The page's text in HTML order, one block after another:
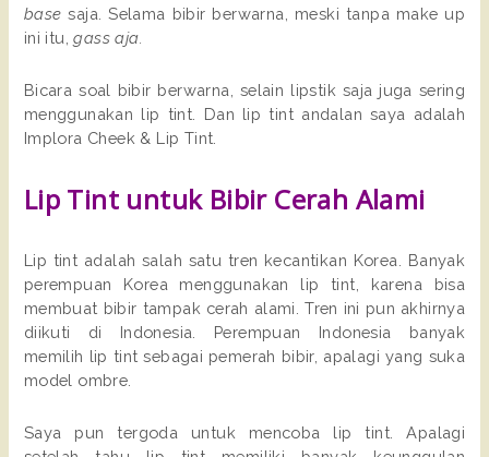
basesaja. Selama bibir berwarna, meski tanpa make up
ini itu,gass aja.
Bicara soal bibir berwarna, selain lipstik saja juga sering
menggunakan lip tint. Dan lip tint andalan saya adalah
Implora Cheek & Lip Tint.
Lip Tint untuk Bibir Cerah Alami
Lip tint adalah salah satu tren kecantikan Korea. Banyak
perempuan Korea menggunakan lip tint, karena bisa
membuat bibir tampak cerah alami. Tren ini pun akhirnya
diikuti di Indonesia. Perempuan Indonesia banyak
memilih lip tint sebagai pemerah bibir, apalagi yang suka
model ombre.
Saya pun tergoda untuk mencoba lip tint. Apalagi